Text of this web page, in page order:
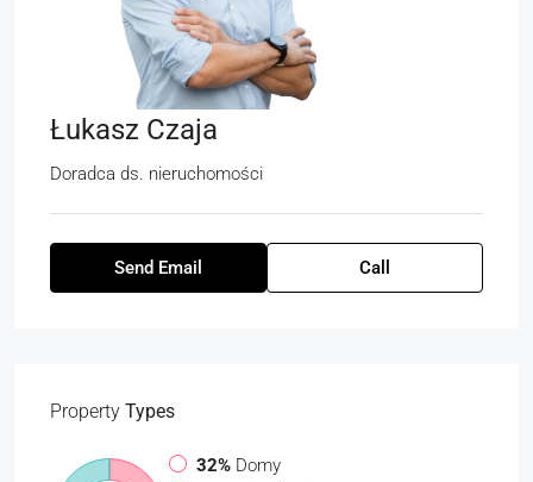
Łukasz Czaja
Doradca ds. nieruchomości
Send Email Call
Property Types
32% Domy